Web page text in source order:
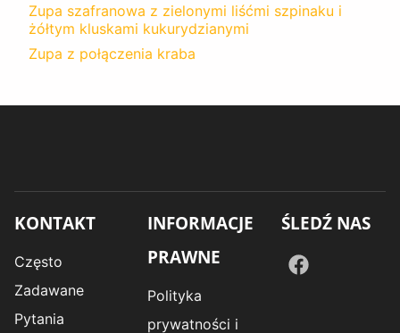
Zupa szafranowa z zielonymi liśćmi szpinaku i
żółtym kluskami kukurydzianymi
Zupa z połączenia kraba
KONTAKT
Często
Zadawane
Pytania
INFORMACJE
PRAWNE
Polityka
prywatności i
ŚLEDŹ NAS